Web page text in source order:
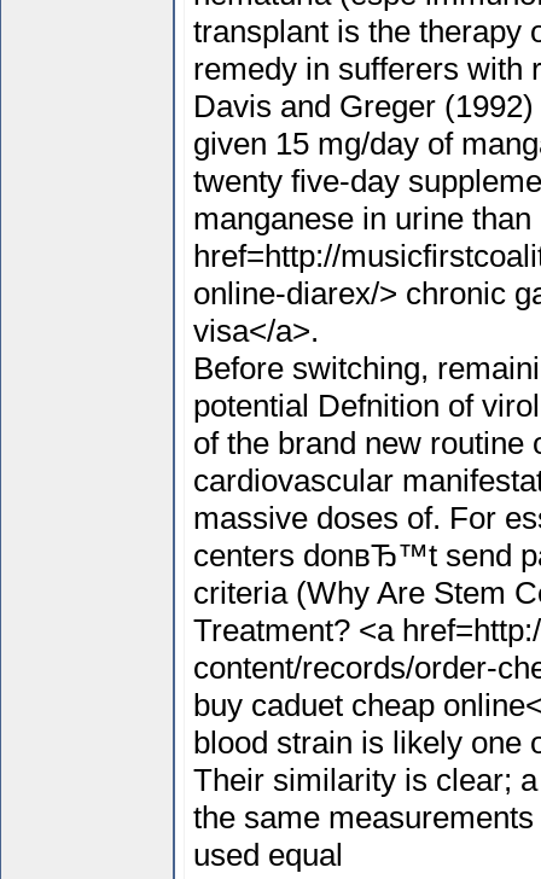
transplant is the therapy
remedy in sufferers with
Davis and Greger
given 15 mg/day of
twenty five-day
manganese in urine
href=http://
online-diarex/> chronic
visa</a>.
Before switching,
potential Defnition of
of the brand new routine
cardiovascular
massive doses of. For
centers donвЂ™t send
criteria (Why Are Stem
Treatment? <a
content/records/order-
buy caduet cheap
blood strain is likely one
Their similarity is clear;
the same
used equal